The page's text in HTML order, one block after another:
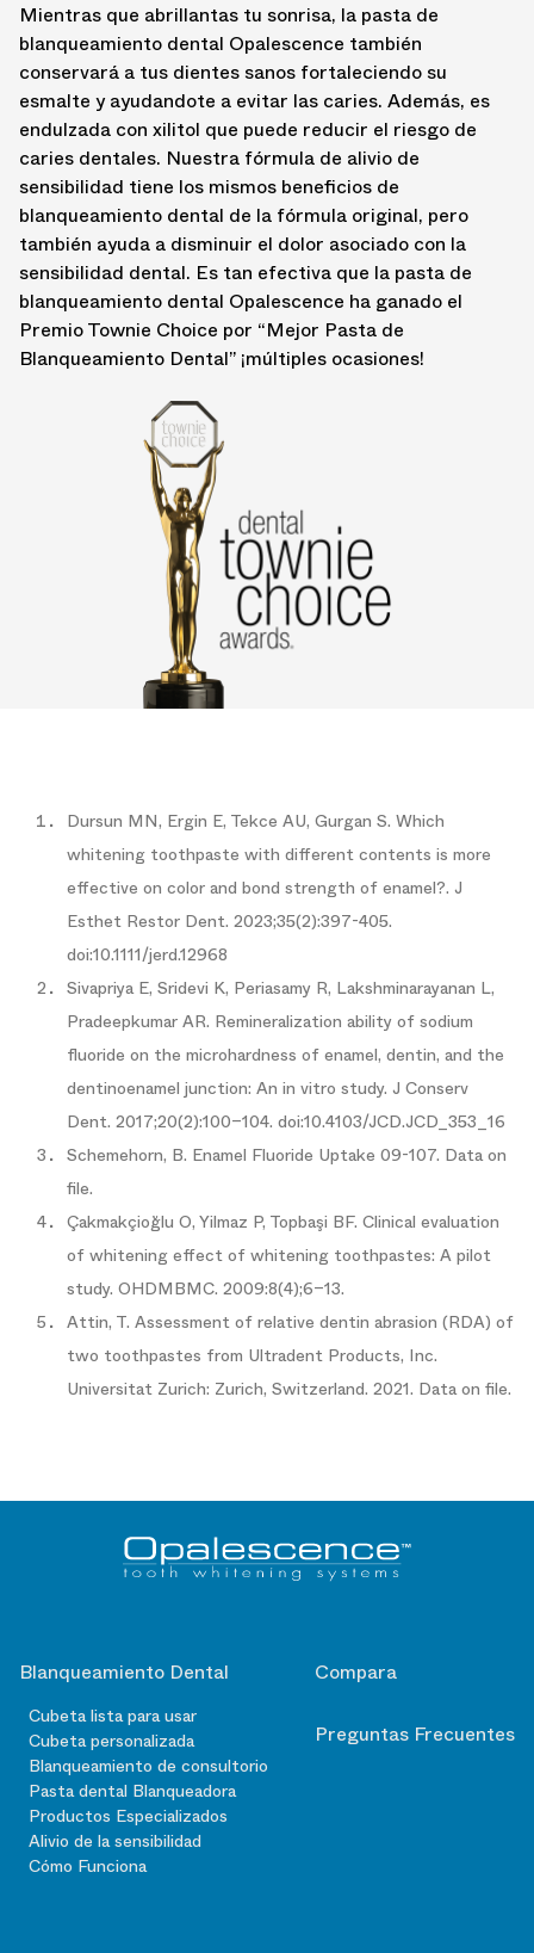
Mientras que abrillantas tu sonrisa, la pasta de
blanqueamiento dental Opalescence también
conservará a tus dientes sanos fortaleciendo su
esmalte y ayudandote a evitar las caries. Además, es
endulzada con xilitol que puede reducir el riesgo de
caries dentales. Nuestra fórmula de alivio de
sensibilidad tiene los mismos beneficios de
blanqueamiento dental de la fórmula original, pero
también ayuda a disminuir el dolor asociado con la
sensibilidad dental. Es tan efectiva que la pasta de
blanqueamiento dental Opalescence ha ganado el
Premio Townie Choice por “Mejor Pasta de
Blanqueamiento Dental” ¡múltiples ocasiones!
Dursun MN, Ergin E, Tekce AU, Gurgan S. Which
whitening toothpaste with different contents is more
effective on color and bond strength of enamel?. J
Esthet Restor Dent. 2023;35(2):397-405.
doi:10.1111/jerd.12968
Sivapriya E, Sridevi K, Periasamy R, Lakshminarayanan L,
Pradeepkumar AR. Remineralization ability of sodium
fluoride on the microhardness of enamel, dentin, and the
dentinoenamel junction: An in vitro study. J Conserv
Dent. 2017;20(2):100–104. doi:10.4103/JCD.JCD_353_16
Schemehorn, B. Enamel Fluoride Uptake 09-107. Data on
file.
Çakmakçioğlu O, Yilmaz P, Topbaşi BF. Clinical evaluation
of whitening effect of whitening toothpastes: A pilot
study. OHDMBMC. 2009:8(4);6–13.
Attin, T. Assessment of relative dentin abrasion (RDA) of
two toothpastes from Ultradent Products, Inc.
Universitat Zurich: Zurich, Switzerland. 2021. Data on file.
Blanqueamiento Dental
Cubeta lista para usar
Cubeta personalizada
Blanqueamiento de consultorio
Pasta dental Blanqueadora
Productos Especializados
Alivio de la sensibilidad
Cómo Funciona
Compara
Preguntas Frecuentes